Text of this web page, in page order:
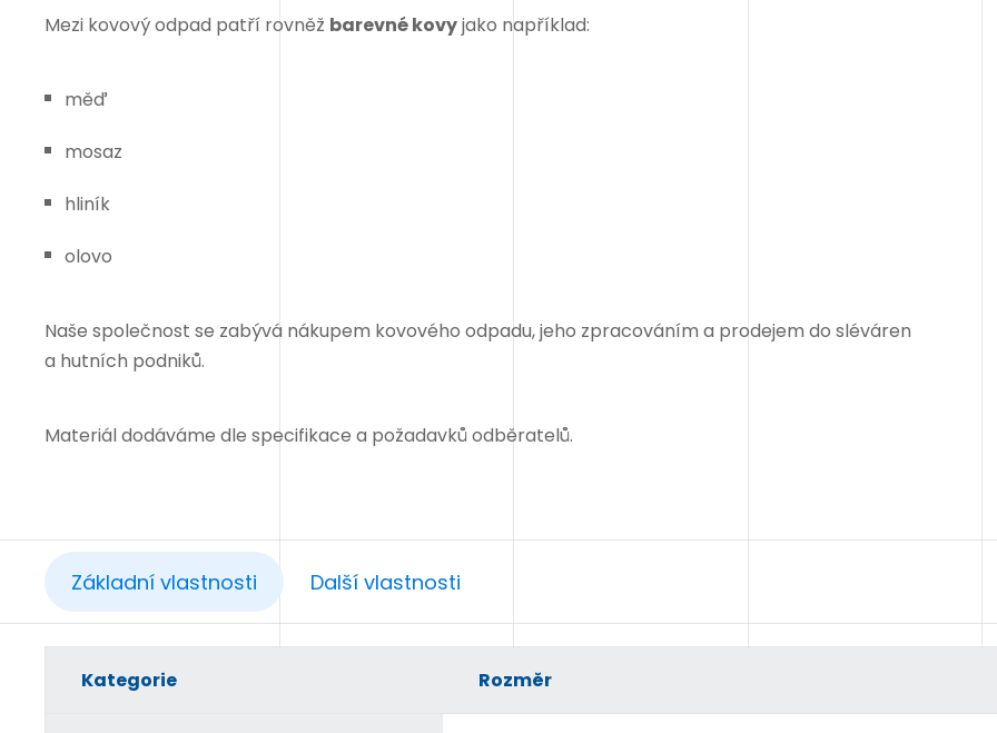
Mezi kovový odpad patří rovněž barevné kovyjako například:
měď
mosaz
hliník
olovo
Naše společnost se zabývá nákupem kovového odpadu, jeho zpracováním a prodejem do sléváren
a hutních podniků.
Materiál dodáváme dle specifikace a požadavků odběratelů.
Základní vlastnosti Další vlastnosti
Kategorie Rozměr